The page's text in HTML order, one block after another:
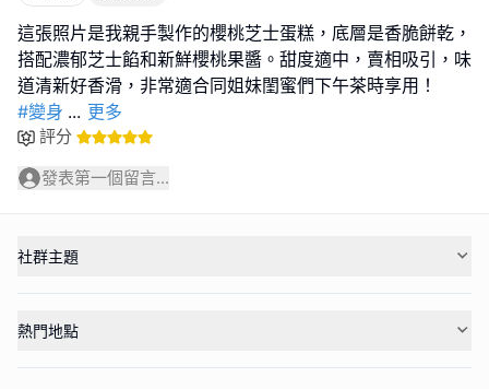
這張照片是我親手製作的櫻桃芝士蛋糕，底層是香脆餅乾，
搭配濃郁芝士餡和新鮮櫻桃果醬。甜度適中，賣相吸引，味
#變身 ... 更多
評分
發表第一個留言...
社群主題
熱門地點